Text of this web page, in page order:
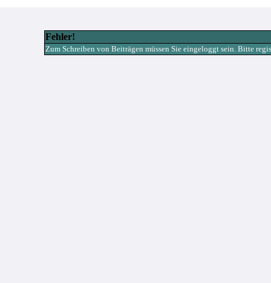
Fehler!
Zum Schreiben von Beiträgen müssen Sie eingeloggt sein. Bitte